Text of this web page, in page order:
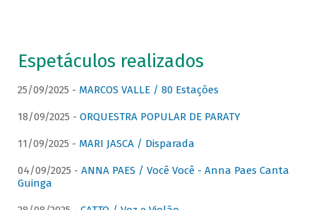
Espetáculos realizados
25/09/2025 - MARCOS VALLE / 80 Estações
18/09/2025 - ORQUESTRA POPULAR DE PARATY
11/09/2025 - MARI JASCA / Disparada
04/09/2025 - ANNA PAES / Você Você - Anna Paes Canta
Guinga